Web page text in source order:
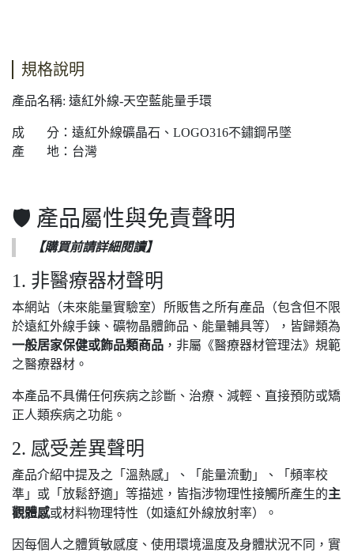
規格說明
產品名稱: 遠紅外線-天空藍能量手環
成 分：遠紅外線礦晶石、LOGO316不鏽鋼吊墜
產 地：台灣
🛡️ 產品屬性與免責聲明
【購買前請詳細閱讀】
1. 非醫療器材聲明
本網站（未來能量實驗室）所販售之所有產品（包含但不限
於遠紅外線手鍊、礦物晶體飾品、能量輔具等），皆歸類為
一般居家保健或飾品類商品 ，非屬《醫療器材管理法》規範
之醫療器材。
本產品不具備任何疾病之診斷、治療、減輕、直接預防或矯
正人類疾病之功能。
2. 感受差異聲明
產品介紹中提及之「溫熱感」、「能量流動」、「頻率校
準」或「放鬆舒適」等描述，皆指涉物理性接觸所產生的主
觀體感或材料物理特性（如遠紅外線放射率）。
因每個人之體質敏感度、使用環境溫度及身體狀況不同，實